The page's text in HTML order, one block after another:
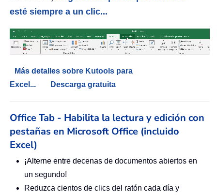
esté siempre a un clic...
Más detalles sobre Kutools para
Excel...
Descarga gratuita
Office Tab - Habilita la lectura y edición con
pestañas en Microsoft Office (incluido
Excel)
¡Alterne entre decenas de documentos abiertos en
un segundo!
Reduzca cientos de clics del ratón cada día y